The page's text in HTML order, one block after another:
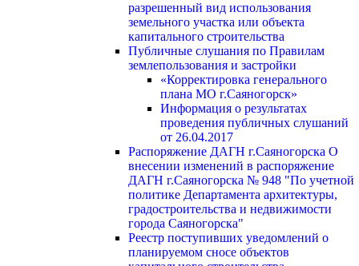
разрешенный вид использования
земельного участка или объекта
капитального строительства
Публичные слушания по Правилам
землепользования и застройки
«Корректировка генерального
плана МО г.Саяногорск»
Информация о результатах
проведения публичных слушаний
от 26.04.2017
Распоряжение ДАГН г.Саяногорска О
внесении изменений в распоряжение
ДАГН г.Саяногорска № 948 "По учетной
политике Департамента архитектуры,
градостроительства и недвижимости
города Саяногорска"
Реестр поступивших уведомлений о
планируемом сносе объектов